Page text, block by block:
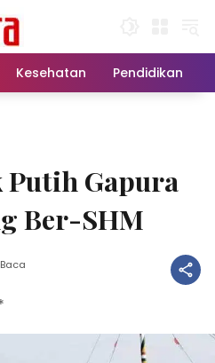
Kesehatan Pendidikan
Gapura
Ber-SHM